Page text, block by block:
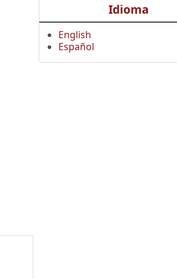
Idioma
English
Español